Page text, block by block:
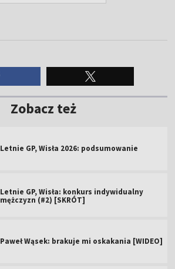
Zobacz też
Letnie GP, Wisła 2026: podsumowanie
Letnie GP, Wisła: konkurs indywidualny
mężczyzn (#2) [SKRÓT]
Paweł Wąsek: brakuje mi oskakania [WIDEO]